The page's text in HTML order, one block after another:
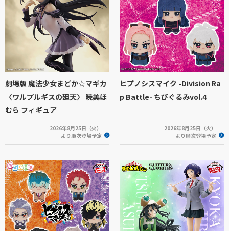
劇場版 魔法少女まどか☆マギカ
〈ワルプルギスの廻天〉 暁美ほ
むら フィギュア
2026年8月25日（火）
より順次登場予定
ヒプノシスマイク -Division Ra
p Battle- ちびぐるみvol.4
2026年8月25日（火）
より順次登場予定